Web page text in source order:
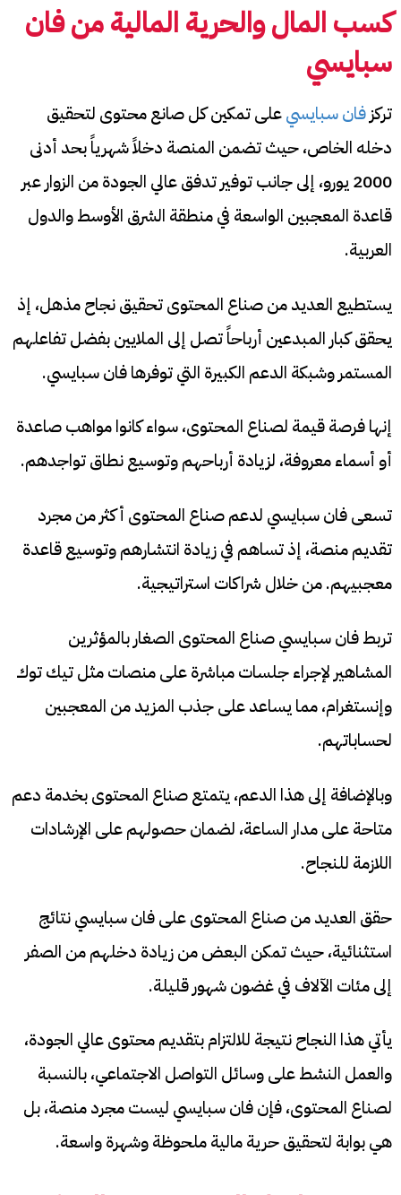
كسب المال والحرية المالية منفان
سبايسي
تركزفان سبايسيعلى تمكين كل صانع محتوى لتحقيق
دخله الخاص، حيث تضمن المنصة دخلاً شهرياً بحد أدنى
2000 يورو، إلى جانب توفير تدفق عالي الجودة من الزوار عبر
قاعدة المعجبين الواسعة في منطقة الشرق الأوسط والدول
العربية.
يستطيع العديد من صناع المحتوى تحقيق نجاح مذهل، إذ
يحقق كبار المبدعين أرباحاً تصل إلى الملايين بفضل تفاعلهم
المستمر وشبكة الدعم الكبيرة التي توفرها فان سبايسي.
إنها فرصة قيمة لصناع المحتوى، سواء كانوا مواهب صاعدة
أو أسماء معروفة، لزيادة أرباحهم وتوسيع نطاق تواجدهم.
تسعى فان سبايسي لدعم صناع المحتوى أكثر من مجرد
تقديم منصة، إذ تساهم في زيادة انتشارهم وتوسيع قاعدة
معجبيهم. من خلال شراكات استراتيجية.
تربط فان سبايسي صناع المحتوى الصغار بالمؤثرين
المشاهير لإجراء جلسات مباشرة على منصات مثل تيك توك
وإنستغرام، مما يساعد على جذب المزيد من المعجبين
لحساباتهم.
وبالإضافة إلى هذا الدعم، يتمتع صناع المحتوى بخدمة دعم
متاحة على مدار الساعة، لضمان حصولهم على الإرشادات
اللازمة للنجاح.
حقق العديد من صناع المحتوى على فان سبايسي نتائج
استثنائية، حيث تمكن البعض من زيادة دخلهم من الصفر
إلى مئات الآلاف في غضون شهور قليلة.
يأتي هذا النجاح نتيجة للالتزام بتقديم محتوى عالي الجودة،
والعمل النشط على وسائل التواصل الاجتماعي، بالنسبة
لصناع المحتوى، فإن فان سبايسي ليست مجرد منصة، بل
هي بوابة لتحقيق حرية مالية ملحوظة وشهرة واسعة.